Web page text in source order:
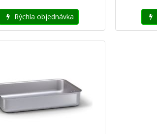
Rýchla objednávka